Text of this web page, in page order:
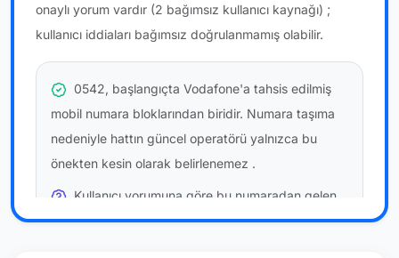
onaylı yorum vardır (2 bağımsız kullanıcı kaynağı) ;
kullanıcı iddiaları bağımsız doğrulanmamış olabilir.
0542, başlangıçta Vodafone'a tahsis edilmiş
mobil numara bloklarından biridir. Numara taşıma
nedeniyle hattın güncel operatörü yalnızca bu
önekten kesin olarak belirlenemez .
Kullanıcı yorumuna göre bu numaradan gelen
çağrılaratemkinli yaklaşmanızönerilir; bu bir site